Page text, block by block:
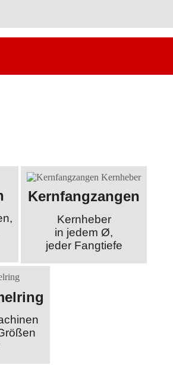
Kernfangzangen
Kernheber
in jedem Ø,
jeder Fangtiefe